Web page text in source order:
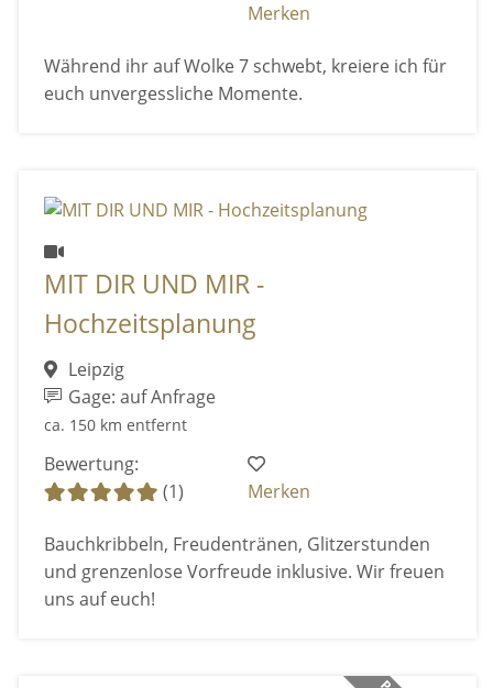
Merken
Während ihr auf Wolke 7 schwebt, kreiere ich für
euch unvergessliche Momente.
MIT DIR UND MIR -
Hochzeitsplanung
Leipzig
Gage: auf Anfrage
ca. 150 km entfernt
Bewertung:
(1)
Merken
Bauchkribbeln, Freudentränen, Glitzerstunden
und grenzenlose Vorfreude inklusive. Wir freuen
uns auf euch!